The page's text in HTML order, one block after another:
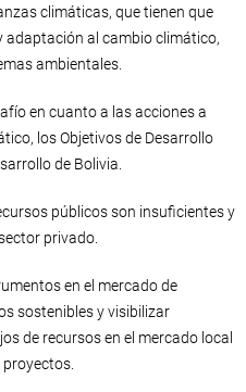
climáticas, que tienen que
adaptación al cambio climático,
ambientales.
en cuanto a las acciones a
los Objetivos de Desarrollo
de Bolivia.
públicos son insuficientes y
privado.
en el mercado de
sostenibles y visibilizar
de recursos en el mercado local